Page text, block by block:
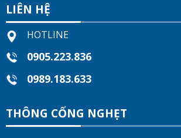
LIÊN HỆ
HOTLINE
0905.223.836
0989.183.633
THÔNG CỐNG NGHẸT